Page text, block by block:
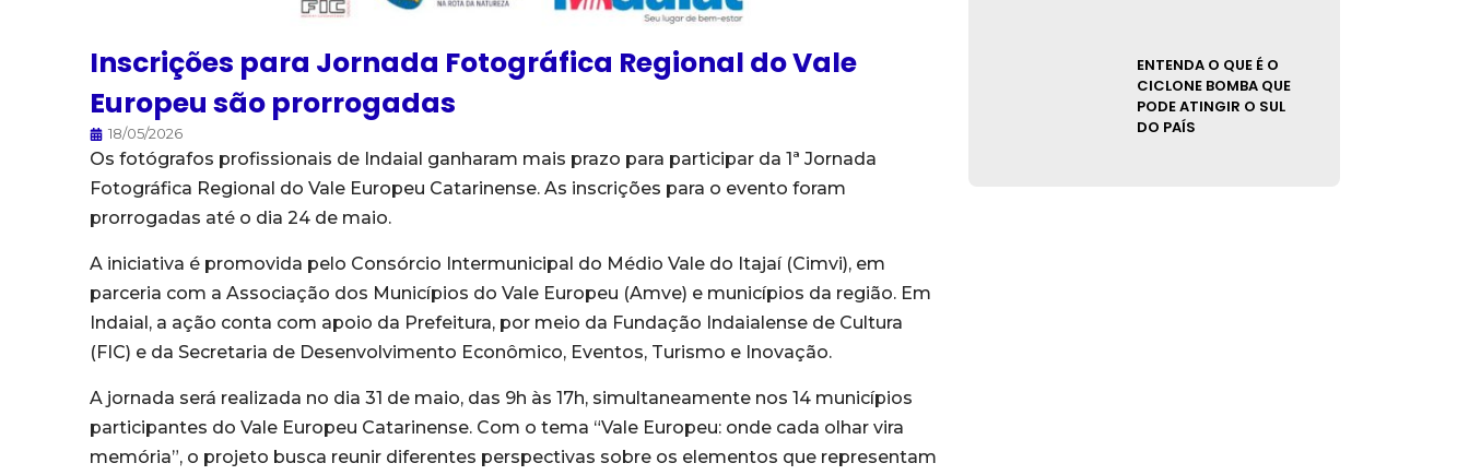
Inscrições para Jornada Fotográfica Regional do Vale
Europeu são prorrogadas
18/05/2026
Os fotógrafos profissionais de Indaial ganharam mais prazo para participar da 1ª Jornada
Fotográfica Regional do Vale Europeu Catarinense. As inscrições para o evento foram
prorrogadas até o dia 24 de maio.
A iniciativa é promovida pelo Consórcio Intermunicipal do Médio Vale do Itajaí (Cimvi), em
parceria com a Associação dos Municípios do Vale Europeu (Amve) e municípios da região. Em
Indaial, a ação conta com apoio da Prefeitura, por meio da Fundação Indaialense de Cultura
(FIC) e da Secretaria de Desenvolvimento Econômico, Eventos, Turismo e Inovação.
A jornada será realizada no dia 31 de maio, das 9h às 17h, simultaneamente nos 14 municípios
participantes do Vale Europeu Catarinense. Com o tema “Vale Europeu: onde cada olhar vira
memória”, o projeto busca reunir diferentes perspectivas sobre os elementos que representam
ENTENDA O QUE É O
CICLONE BOMBA QUE
PODE ATINGIR O SUL
DO PAÍS